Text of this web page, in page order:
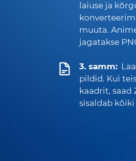
laiuse ja
muuta.
jagatakse
3. samm:
pildid. Kui
kaadrit, saad
sisaldab